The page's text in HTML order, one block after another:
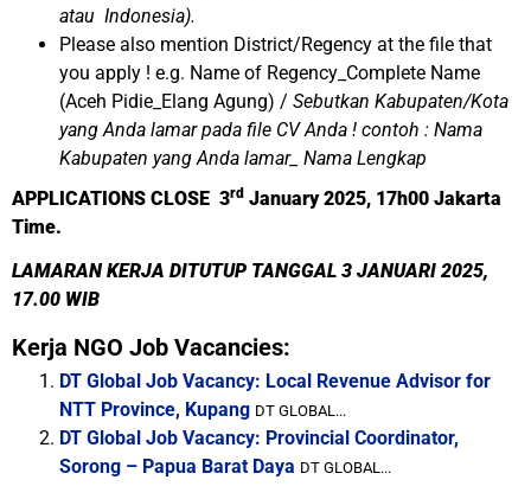
atau Indonesia).
Please also mention District/Regency at the file that
you apply ! e.g. Name of Regency_Complete Name
(Aceh Pidie_Elang Agung) / Sebutkan Kabupaten/Kota
yang Anda lamar pada file CV Anda ! contoh : Nama
Kabupaten yang Anda lamar_ Nama Lengkap
APPLICATIONS CLOSE 3rd January 2025, 17h00 Jakarta
Time.
LAMARAN KERJA DITUTUP TANGGAL 3 JANUARI 2025,
17.00 WIB
Kerja NGO Job Vacancies:
DT Global Job Vacancy: Local Revenue Advisor for
NTT Province, Kupang DT GLOBAL...
DT Global Job Vacancy: Provincial Coordinator,
Sorong – Papua Barat Daya DT GLOBAL...